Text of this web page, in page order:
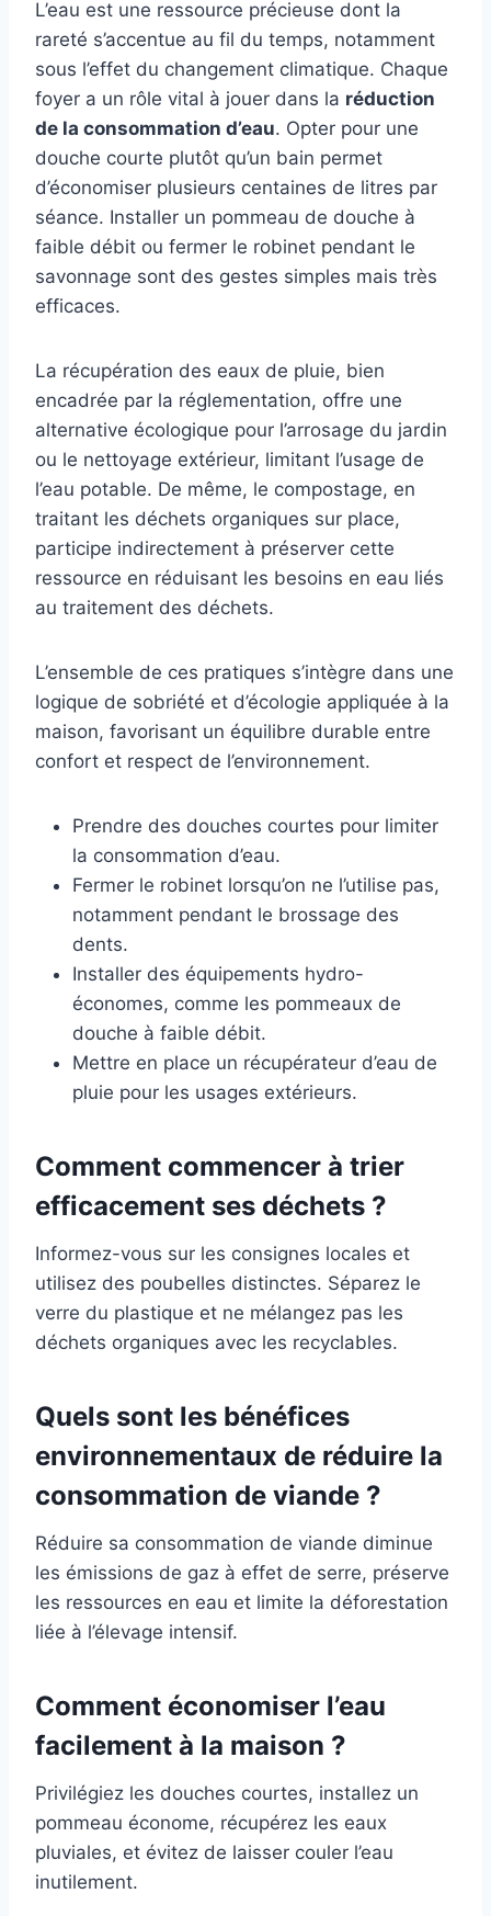
L’eau est une ressource précieuse dont la
rareté s’accentue au fil du temps, notamment
sous l’effet du changement climatique. Chaque
foyer a un rôle vital à jouer dans la réduction
de la consommation d’eau. Opter pour une
douche courte plutôt qu’un bain permet
d’économiser plusieurs centaines de litres par
séance. Installer un pommeau de douche à
faible débit ou fermer le robinet pendant le
savonnage sont des gestes simples mais très
efficaces.
La récupération des eaux de pluie, bien
encadrée par la réglementation, offre une
alternative écologique pour l’arrosage du jardin
ou le nettoyage extérieur, limitant l’usage de
l’eau potable. De même, le compostage, en
traitant les déchets organiques sur place,
participe indirectement à préserver cette
ressource en réduisant les besoins en eau liés
au traitement des déchets.
L’ensemble de ces pratiques s’intègre dans une
logique de sobriété et d’écologie appliquée à la
maison, favorisant un équilibre durable entre
confort et respect de l’environnement.
Prendre des douches courtes pour limiter
la consommation d’eau.
Fermer le robinet lorsqu’on ne l’utilise pas,
notamment pendant le brossage des
dents.
Installer des équipements hydro-
économes, comme les pommeaux de
douche à faible débit.
Mettre en place un récupérateur d’eau de
pluie pour les usages extérieurs.
Comment commencer à trier
efficacement ses déchets ?
Informez-vous sur les consignes locales et
utilisez des poubelles distinctes. Séparez le
verre du plastique et ne mélangez pas les
déchets organiques avec les recyclables.
Quels sont les bénéfices
environnementaux de réduire la
consommation de viande ?
Réduire sa consommation de viande diminue
les émissions de gaz à effet de serre, préserve
les ressources en eau et limite la déforestation
liée à l’élevage intensif.
Comment économiser l’eau
facilement à la maison ?
Privilégiez les douches courtes, installez un
pommeau économe, récupérez les eaux
pluviales, et évitez de laisser couler l’eau
inutilement.